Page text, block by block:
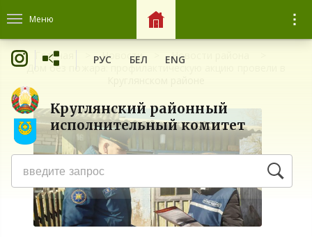
Меню
Круглянский районный
исполнительный комитет
РУС БЕЛ ENG
Главная Новости
Новости района
Дом без пожара: профилактическую акцию провели в